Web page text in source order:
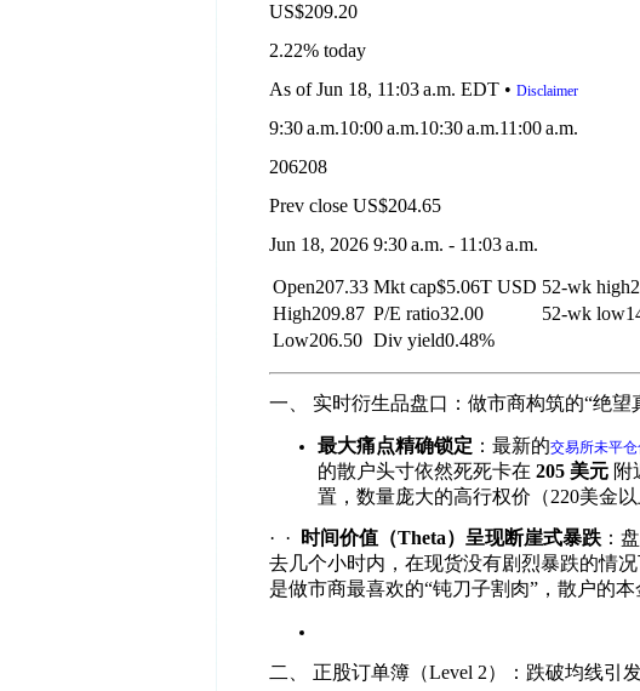
US$209.20
2.22% today
As of Jun 18, 11:03 a.m. EDT • Disclaimer
9:30 a.m.10:00 a.m.10:30 a.m.11:00 a.m.
206208
Prev close US$204.65
Jun 18, 2026 9:30 a.m. - 11:03 a.m.
Open207.33 Mkt cap$5.06T USD 52-wk
High209.87 P/E ratio32.00
52-wk
Low206.50 Div yield0.48%
一、 实时衍生品盘口：做市商构筑的“绝望
最大痛点精确锁定 ：最新的交易所未平仓
的散户头寸依然死死卡在 205 美元 附
置，数量庞大的高行权价（220美金
· · 时间价值（Theta）呈现断崖式暴跌：
去几个小时内，在现货没有剧烈暴跌的情
是做市商最喜欢的“钝刀子割肉”，散户的本
二、 正股订单簿（Level 2）：跌破均线引